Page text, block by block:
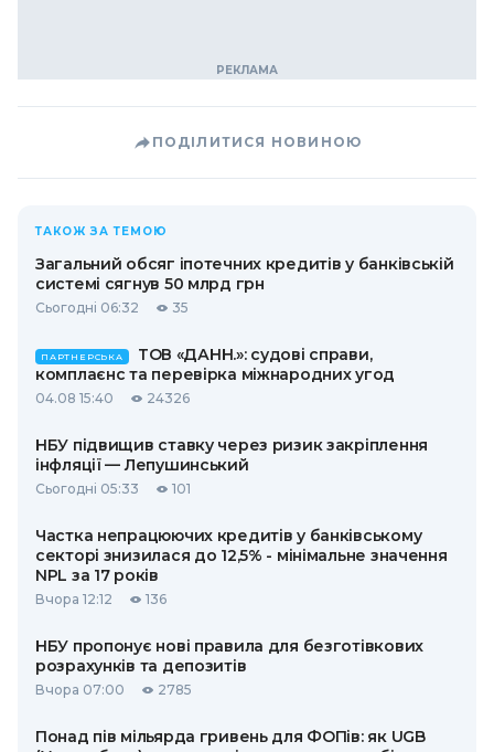
ПОДІЛИТИСЯ НОВИНОЮ
ТАКОЖ ЗА ТЕМОЮ
Загальний обсяг іпотечних кредитів у банківській
системі сягнув 50 млрд грн
Сьогодні 06:32 35
ПАРТНЕРСЬКА
ТОВ «ДАНН.»: судові справи,
комплаєнс та перевірка міжнародних угод
04.08 15:40 24326
НБУ підвищив ставку через ризик закріплення
інфляції — Лепушинський
Сьогодні 05:33 101
Частка непрацюючих кредитів у банківському
секторі знизилася до 12,5% - мінімальне значення
NPL за 17 років
Вчора 12:12 136
НБУ пропонує нові правила для безготівкових
розрахунків та депозитів
Вчора 07:00 2785
Понад пів мільярда гривень для ФОПів: як UGB